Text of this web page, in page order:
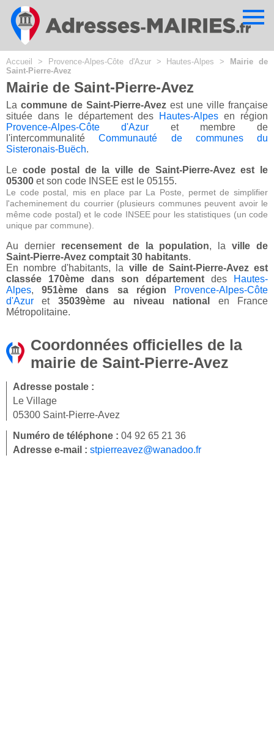
Accueil > Provence-Alpes-Côte d'Azur> Hautes-Alpes >
Mairie de
Saint-Pierre-Avez
Mairie de Saint-Pierre-Avez
La commune de Saint-Pierre-Avez est une ville française
située dans le département des
Hautes-Alpes en région
Provence-Alpes-Côte d'Azur et membre de
l'intercommunalitéCommunauté de communes du
Sisteronais-Buëch.
Le code postal de la ville de Saint-Pierre-Avez est le
05300 et son code INSEE est le 05155.
Le code postal, mis en place par La Poste, permet de simplifier
l'acheminement du courrier (plusieurs communes peuvent avoir le
même code postal) et le code INSEE pour les statistiques (un code
unique par commune).
Au dernier recensement de la population, laville de
Saint-Pierre-Avez comptait 30 habitants.
En nombre d'habitants, la ville de Saint-Pierre-Avez est
classée 170ème dans son département des
Hautes-
Alpes,951ème dans sa région
Provence-Alpes-Côte
d'Azur et 35039ème au niveau national
en France
Métropolitaine.
Coordonnées officielles de la
mairie de Saint-Pierre-Avez
Adresse postale :
Le Village
05300 Saint-Pierre-Avez
Numéro de téléphone : 04 92 65 21 36
Adresse e-mail : stpierreavez@wanadoo.fr
Cookies management panel